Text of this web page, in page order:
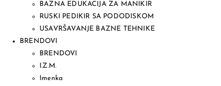
BAZNA EDUKACIJA ZA MANIKIR
RUSKI PEDIKIR SA PODODISKOM
USAVRŠAVANJE BAZNE TEHNIKE
BRENDOVI
BRENDOVI
I.Z.M.
Imenka